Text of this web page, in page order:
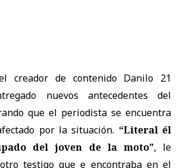
creador de contenido Danilo 21
nuevos antecedentes del
que el periodista se encuentra
por la situación. “Literal él
del joven de la moto”, le
testigo que e encontraba en el